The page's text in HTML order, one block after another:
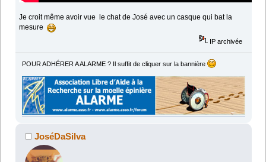
Je croit même avoir vue le chat de José avec un casque qui bat la
mesure
IP archivée
POUR ADHÉRER A ALARME ? Il suffit de cliquer sur la bannière
JoséDaSilva